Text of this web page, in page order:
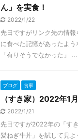
ん」を実食！
2022/1/22
先日ですがリンク先の情
に食べた記憶があったよ
「有りそうでなかった」 ...
ブログ 食事
（すき家）2022年1
2022/1/21
先日ですが2022年の「す
髪ねぎ牛丼」を試して見